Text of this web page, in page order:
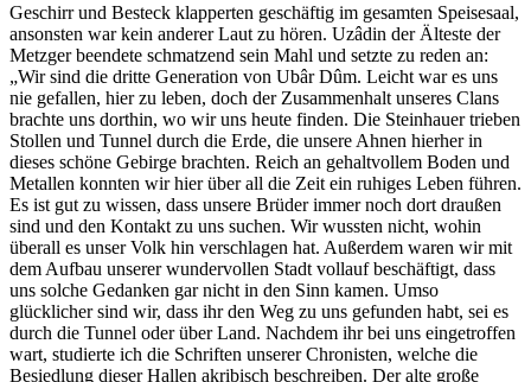
Geschirr und Besteck klapperten geschäftig im gesamten Speisesaal,
ansonsten war kein anderer Laut zu hören. Uzâdin der Älteste der
Metzger beendete schmatzend sein Mahl und setzte zu reden an:
„Wir sind die dritte Generation von Ubâr Dûm. Leicht war es uns
nie gefallen, hier zu leben, doch der Zusammenhalt unseres Clans
brachte uns dorthin, wo wir uns heute finden. Die Steinhauer trieben
Stollen und Tunnel durch die Erde, die unsere Ahnen hierher in
dieses schöne Gebirge brachten. Reich an gehaltvollem Boden und
Metallen konnten wir hier über all die Zeit ein ruhiges Leben führen.
Es ist gut zu wissen, dass unsere Brüder immer noch dort draußen
sind und den Kontakt zu uns suchen. Wir wussten nicht, wohin
überall es unser Volk hin verschlagen hat. Außerdem waren wir mit
dem Aufbau unserer wundervollen Stadt vollauf beschäftigt, dass
uns solche Gedanken gar nicht in den Sinn kamen. Umso
glücklicher sind wir, dass ihr den Weg zu uns gefunden habt, sei es
durch die Tunnel oder über Land. Nachdem ihr bei uns eingetroffen
wart, studierte ich die Schriften unserer Chronisten, welche die
Besiedlung dieser Hallen akribisch beschreiben. Der alte große